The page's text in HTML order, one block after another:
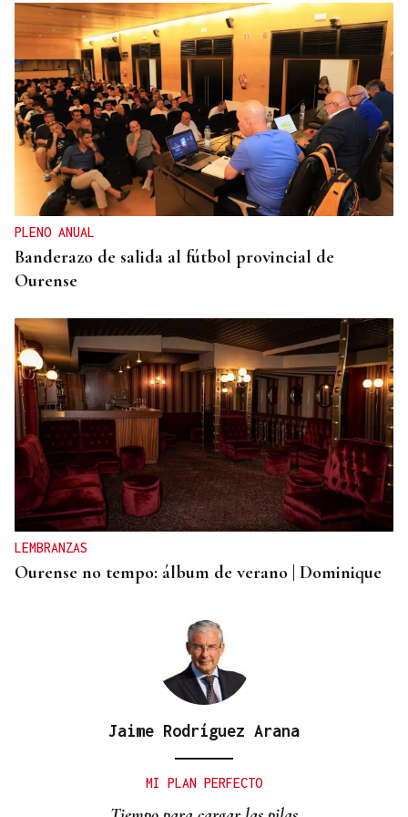
CRISIS HUMANITARIA
La Policía Nacional inicia el triaje de los migrantes
que quedan en Ceuta tras la entrada masiva
PLENO ANUAL
Banderazo de salida al fútbol provincial de
Ourense
LEMBRANZAS
Ourense no tempo: álbum de verano | Dominique
Jaime Rodríguez Arana
MI PLAN PERFECTO